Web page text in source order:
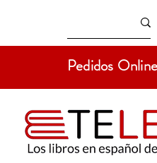
Pedidos Online